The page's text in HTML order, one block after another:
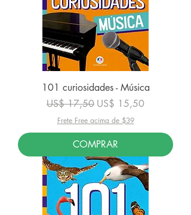
101 curiosidades - Música
Preço normal
US$ 17,50 Preço promocional
US$ 15,50
Frete Free acima de $39
COMPRAR